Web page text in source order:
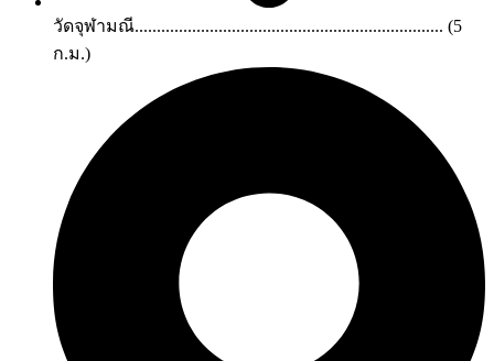
วัดจุฬามณี...................................................................... (5
ก.ม.)